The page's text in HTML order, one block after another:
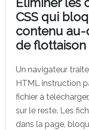
Éliminer les
CSS qui
contenu au-
de flottaison
Un navigateur
HTML instruction
fichier à
sur le reste. Les
dans la page,